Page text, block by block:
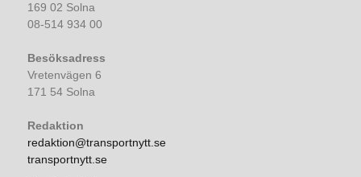
169 02 Solna
08-514 934 00
Besöksadress
Vretenvägen 6
171 54 Solna
Redaktion
redaktion@transportnytt.se
transportnytt.se